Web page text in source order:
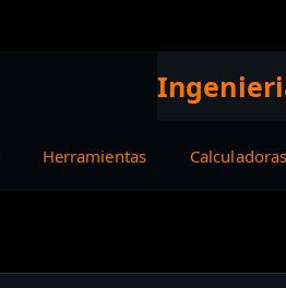
Herramientas Calculadoras